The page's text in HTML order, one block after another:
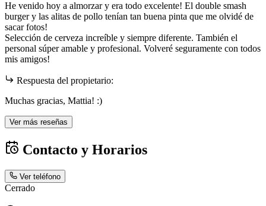
He venido hoy a almorzar y era todo excelente! El double smash
burger y las alitas de pollo tenían tan buena pinta que me olvidé de
sacar fotos!
Selección de cerveza increíble y siempre diferente. También el
personal súper amable y profesional. Volveré seguramente con todos
mis amigos!
Respuesta del propietario:
Muchas gracias, Mattia! :)
Ver más reseñas
Contacto y Horarios
Ver teléfono
Cerrado